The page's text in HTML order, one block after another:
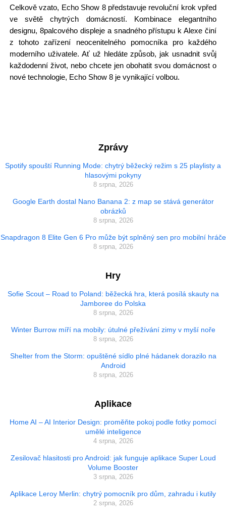
Celkově vzato, Echo Show 8 představuje revoluční krok vpřed
ve světě chytrých domácností. Kombinace elegantního
designu, 8palcového displeje a snadného přístupu k Alexe činí
z tohoto zařízení neocenitelného pomocníka pro každého
moderního uživatele. Ať už hledáte způsob, jak usnadnit svůj
každodenní život, nebo chcete jen obohatit svou domácnost o
nové technologie, Echo Show 8 je vynikající volbou.
Zprávy
Spotify spouští Running Mode: chytrý běžecký režim s 25 playlisty a
hlasovými pokyny
8 srpna, 2026
Google Earth dostal Nano Banana 2: z map se stává generátor
obrázků
8 srpna, 2026
Snapdragon 8 Elite Gen 6 Pro může být splněný sen pro mobilní hráče
8 srpna, 2026
Hry
Sofie Scout – Road to Poland: běžecká hra, která posílá skauty na
Jamboree do Polska
8 srpna, 2026
Winter Burrow míří na mobily: útulné přežívání zimy v myší noře
8 srpna, 2026
Shelter from the Storm: opuštěné sídlo plné hádanek dorazilo na
Android
8 srpna, 2026
Aplikace
Home AI – AI Interior Design: proměňte pokoj podle fotky pomocí
umělé inteligence
4 srpna, 2026
Zesilovač hlasitosti pro Android: jak funguje aplikace Super Loud
Volume Booster
3 srpna, 2026
Aplikace Leroy Merlin: chytrý pomocník pro dům, zahradu i kutily
2 srpna, 2026